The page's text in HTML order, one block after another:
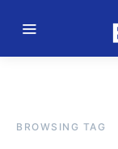
BROWSING TAG